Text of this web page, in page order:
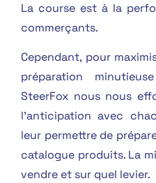
La course est à la
commerçants.
Cependant, pour
préparation
SteerFox nous nous
l’anticipation avec
leur permettre de
catalogue produits. La
vendre et sur quel levier.